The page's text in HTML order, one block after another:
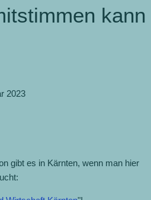
kann
2023
gibt es in Kärnten, wenn man hier